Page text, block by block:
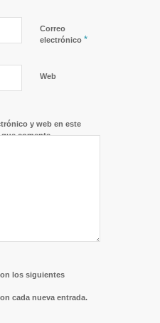
Correo
electrónico *
Web
y web en este
comente.
los siguientes
cada nueva entrada.